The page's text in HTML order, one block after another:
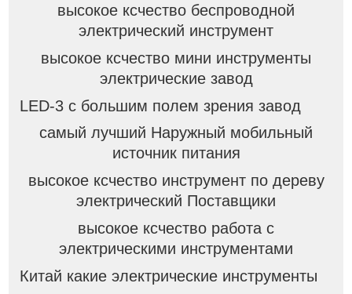
высокое ксчество беспроводной
электрический инструмент
высокое ксчество мини инструменты
электрические завод
LED-3 с большим полем зрения завод
самый лучший Наружный мобильный
источник питания
высокое ксчество инструмент по дереву
электрический Поставщики
высокое ксчество работа с
электрическими инструментами
Китай какие электрические инструменты